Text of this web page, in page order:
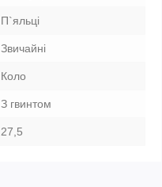
П`яльці
Звичайні
Коло
З гвинтом
27,5